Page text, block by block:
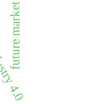
4.0
future market